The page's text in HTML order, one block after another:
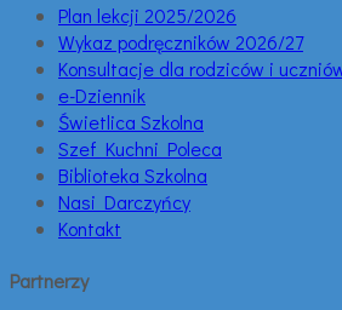
Plan lekcji 2025/2026
Wykaz podręczników 2026/27
Konsultacje dla rodziców i
e-Dziennik
Świetlica Szkolna
Szef Kuchni Poleca
Biblioteka Szkolna
Nasi Darczyńcy
Kontakt
Partnerzy